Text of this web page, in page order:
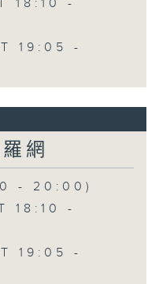
18:10 -
19:05 -
網
- 20:00)
18:10 -
19:05 -